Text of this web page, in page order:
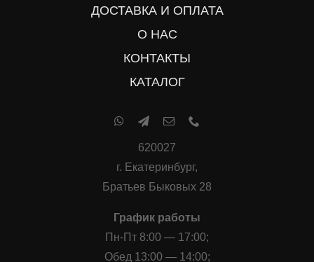
ДОСТАВКА И ОПЛАТА
О НАС
КОНТАКТЫ
КАТАЛОГ
620027
г. Екатеринбург,
Братьев Быковых 28
График работы
Пн-Пт 8:00 — 17:00;
Обед 13:00 — 14:00;